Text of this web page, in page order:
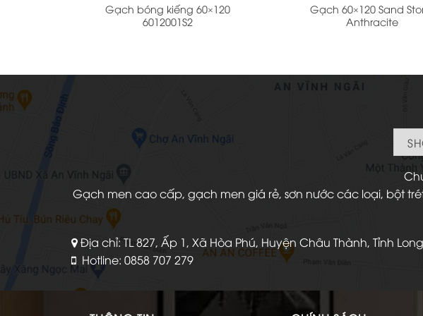
Gạch bóng kiếng 60×120
6012001S2
Gạch 60×120 Sand
Anthracite
Gạch men cao cấp, gạch men giá rẻ, sơn nước các loại, bột
Địa chỉ: TL 827, Ấp 1, Xã Hòa Phú, Huyện Châu Thành, Tỉnh
Hotline: 0858 707 279